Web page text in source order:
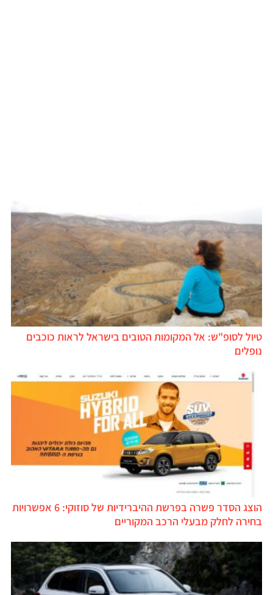
טיול לסופ"ש: אל המקומות הטובים בישראל לראות כוכבים
נופלים
הוצג הסדר פשרה בפרשת ההיברידיות של סוזוקי: 6 אפשרויות
בחירה לחלק מבעלי הרכב המקוריים